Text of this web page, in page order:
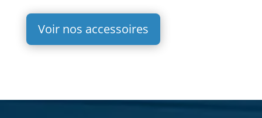
Voir nos accessoires